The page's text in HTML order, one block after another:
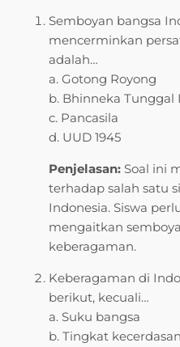
Semboyan bangsa
mencerminkan
adalah…
a. Gotong Royong
b. Bhinneka Tunggal
c. Pancasila
d. UUD 1945
Penjelasan: Soal ini
terhadap salah satu
Indonesia. Siswa
mengaitkan
keberagaman.
Keberagaman di
berikut, kecuali…
a. Suku bangsa
b. Tingkat kecerdasan